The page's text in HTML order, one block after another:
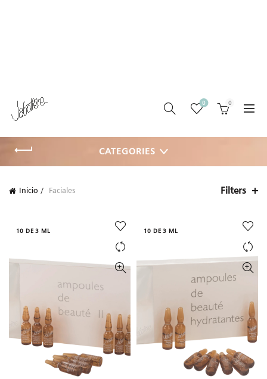
0 0
CATEGORIES
Inicio Faciales Filters
10 DE 3 ML 10 DE 3 ML